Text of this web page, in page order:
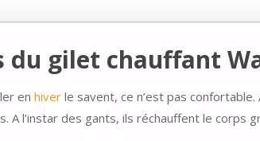
du gilet chauffant
en hiver le savent, ce n’est pas
A l’instar des gants, ils réchauffent le corps